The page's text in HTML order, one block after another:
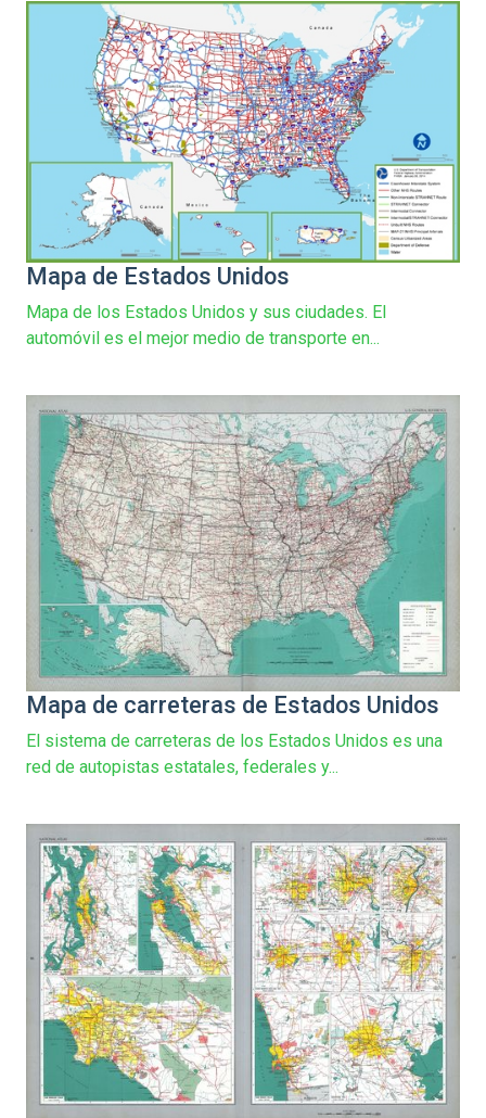
Mapa de Estados Unidos
Mapa de los Estados Unidos y sus ciudades. El
automóvil es el mejor medio de transporte en...
Mapa de carreteras de Estados Unidos
El sistema de carreteras de los Estados Unidos es una
red de autopistas estatales, federales y...